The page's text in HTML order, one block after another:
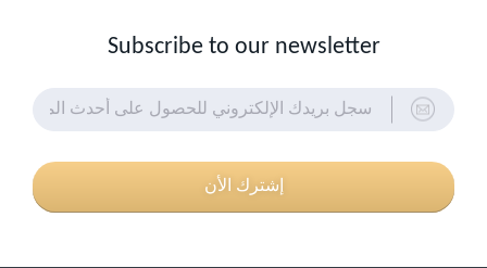
Subscribe to our newsletter
إشترك الأن